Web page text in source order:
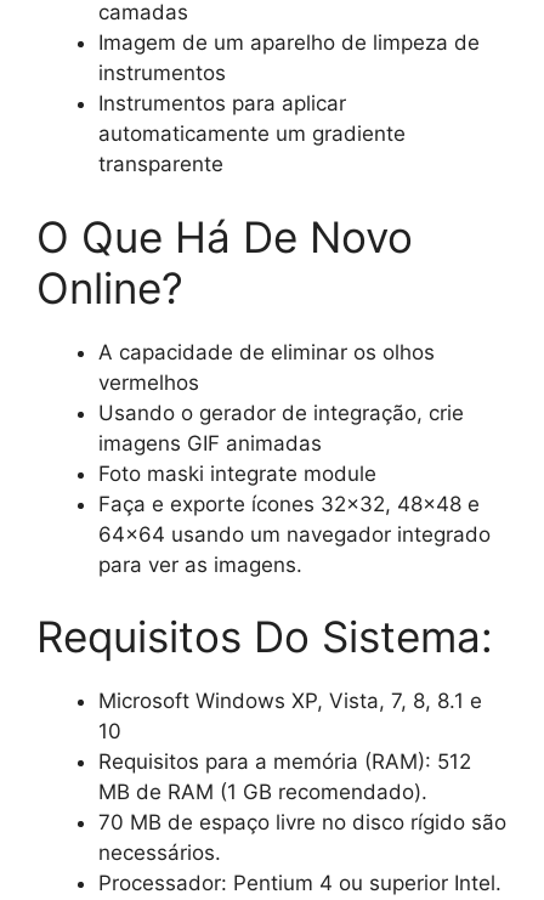
camadas
Imagem de um aparelho de limpeza de
instrumentos
Instrumentos para aplicar
automaticamente um gradiente
transparente
O Que Há De Novo
Online?
A capacidade de eliminar os olhos
vermelhos
Usando o gerador de integração, crie
imagens GIF animadas
Foto maski integrate module
Faça e exporte ícones 32×32, 48×48 e
64×64 usando um navegador integrado
para ver as imagens.
Requisitos Do Sistema:
Microsoft Windows XP, Vista, 7, 8, 8.1 e
10
Requisitos para a memória (RAM): 512
MB de RAM (1 GB recomendado).
70 MB de espaço livre no disco rígido são
necessários.
Processador: Pentium 4 ou superior Intel.